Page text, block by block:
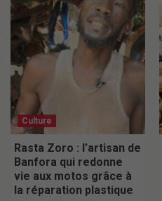
Culture
Rasta Zoro : l’artisan de
Banfora qui redonne
vie aux motos grâce à
la réparation plastique